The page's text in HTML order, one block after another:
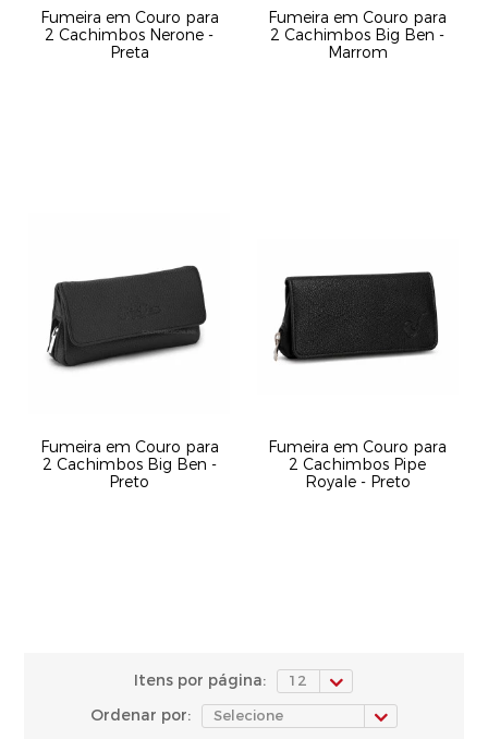
Fumeira em Couro para
2 Cachimbos Nerone -
Preta
Fumeira em Couro para
2 Cachimbos Big Ben -
Marrom
Fumeira em Couro para
2 Cachimbos Big Ben -
Preto
Fumeira em Couro para
2 Cachimbos Pipe
Royale - Preto
Itens por página:
Ordenar por: